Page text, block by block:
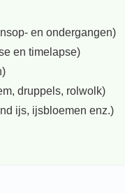
en ondergangen)
en timelapse)
druppels, rolwolk)
ijs, ijsbloemen enz.)